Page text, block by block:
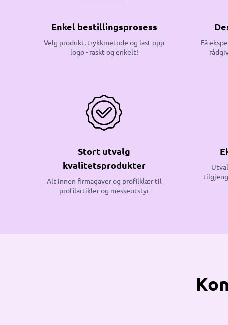
Enkel bestillingsprosess
Velg produkt, trykkmetode og last opp
logo - raskt og enkelt!
Få
Stort utvalg
kvalitetsprodukter
Alt innen firmagaver og profilklær til
profilartikler og messeutstyr